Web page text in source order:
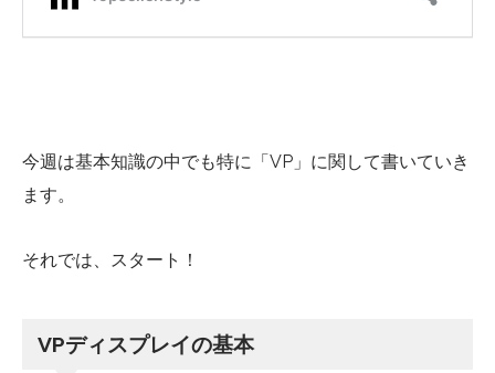
今週は基本知識の中でも特に「VP」に関して書いていき
ます。
それでは、スタート！
VPディスプレイの基本